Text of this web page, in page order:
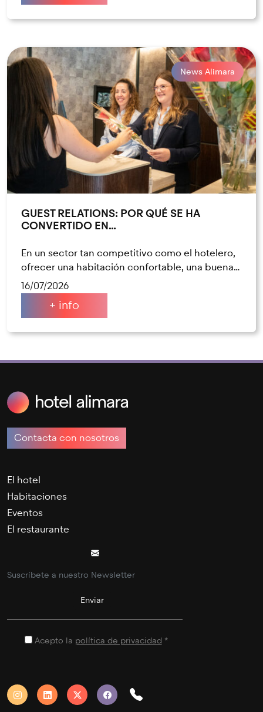
News Alimara
GUEST RELATIONS: POR QUÉ SE HA
CONVERTIDO EN…
En un sector tan competitivo como el hotelero,
ofrecer una habitación confortable, una buena…
16/07/2026
+ info
Contacta con nosotros
El hotel
Habitaciones
Eventos
El restaurante
Acepto la política de privacidad *